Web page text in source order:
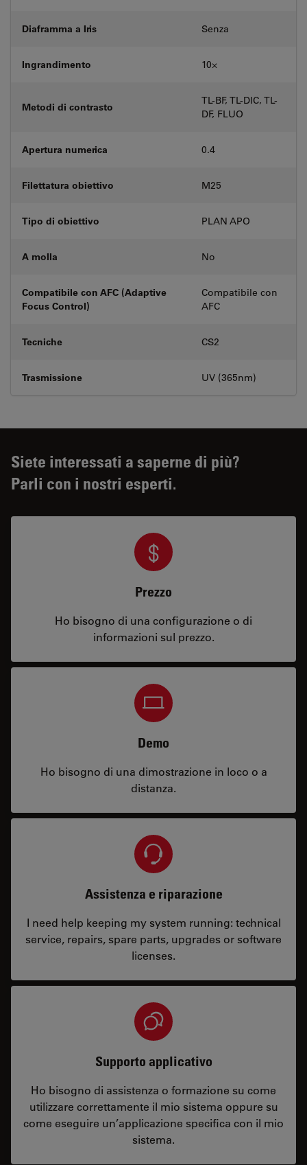
Diaframma a Iris Senza
Ingrandimento 10⨉
Metodi di contrasto
TL-BF, TL-DIC, TL-
DF, FLUO
Apertura numerica 0.4
Filettatura obiettivo M25
Tipo di obiettivo PLAN APO
A molla No
Compatibile con AFC (Adaptive
Focus Control)
Compatibile con
AFC
Tecniche CS2
Trasmissione UV (365nm)
Siete interessati a saperne di più?
Parli con i nostri esperti.
Prezzo
Ho bisogno di una configurazione o di
informazioni sul prezzo.
Demo
Ho bisogno di una dimostrazione in loco o a
distanza.
Assistenza e riparazione
I need help keeping my system running: technical
service, repairs, spare parts, upgrades or software
licenses.
Supporto applicativo
Ho bisogno di assistenza o formazione su come
utilizzare correttamente il mio sistema oppure su
come eseguire un’applicazione specifica con il mio
sistema.